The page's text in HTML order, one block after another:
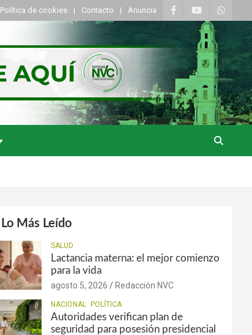
Política de cookies Contacto Anuncia
Lo Más Leído
SALUD
Lactancia materna: el mejor comienzo
para la vida
agosto 5, 2026 Redacción NVC
NACIONAL POLÍTICA
Autoridades verifican plan de
seguridad para posesión presidencial